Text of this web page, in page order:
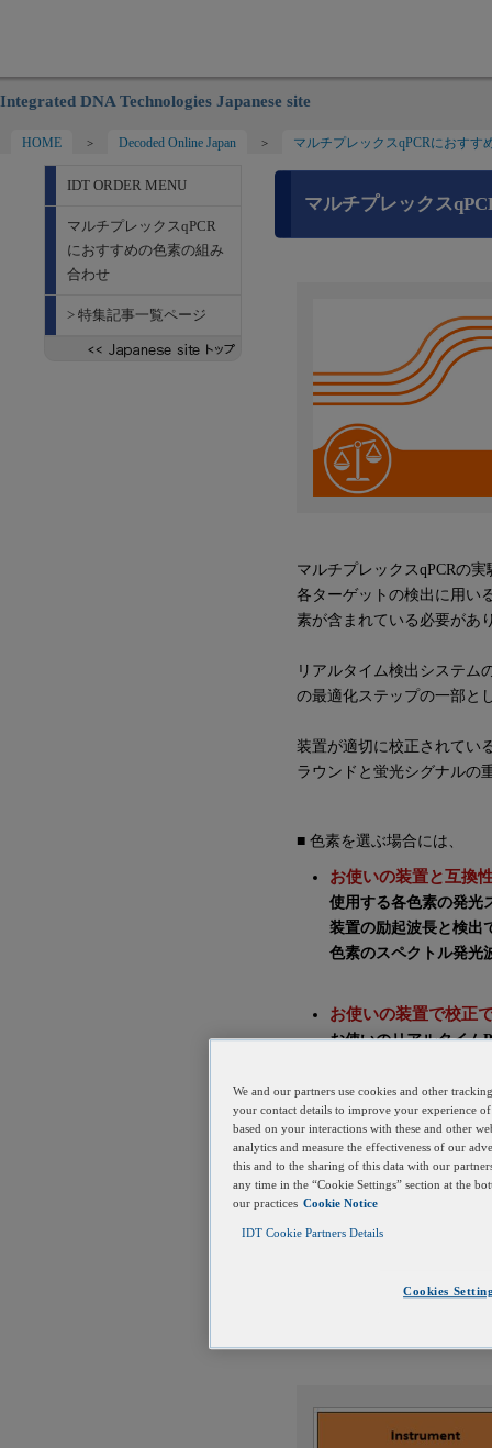
Integrated DNA Technologies Japanese site
HOME > Decoded Online Japan > マルチプレックスqPCRにおすす
IDT ORDER MENU
マルチプレックスqPCR
におすすめの色素の組み
合わせ
> 特集記事一覧ページ
マルチプレックス
マルチプレックスqPCRの
各ターゲットの検出に用い
素が含まれている必要があ
リアルタイム検出システム
の最適化ステップの一部と
装置が適切に校正されてい
ラウンドと蛍光シグナルの
■ 色素を選ぶ場合には、
お使いの装置と互換
使用する各色素の発光
装置の励起波長と検出
色素のスペクトル発光
お使いの装置で校正
お使いのリアルタイム
一部の一般的なリアル
提供しています。
発光スペクトルの重
適切な励起波長の色素
全蛍光強度も考慮しま
転写物の量が多い場
We and our partners use cookies and other
your contact details to improve your experience
based on your interactions with these and other
analytics and measure the effectiveness of our
this and to the sharing of this data with our
any time in the “Cookie Settings” section at the
our practices Cookie Notice
IDT Cookie Partners Details
Cookies